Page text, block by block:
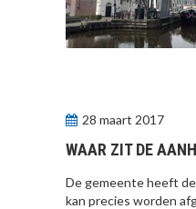
28 maart 2017
WAAR ZIT DE
De gemeente heeft
kan precies worden